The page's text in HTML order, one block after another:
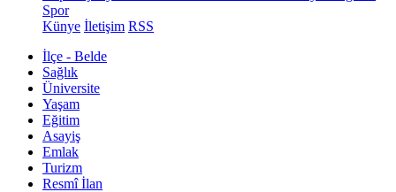
Spor
Künye İletişim RSS
İlçe - Belde
Sağlık
Üniversite
Yaşam
Eğitim
Asayiş
Emlak
Turizm
Resmî İlan